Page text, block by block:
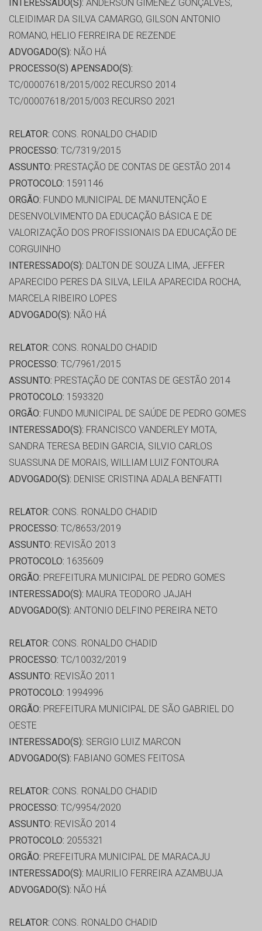
INTERESSADO(S): ANDERSON GIMENEZ GONÇALVES,
CLEIDIMAR DA SILVA CAMARGO, GILSON ANTONIO
ROMANO, HELIO FERREIRA DE REZENDE
ADVOGADO(S): NÃO HÁ
PROCESSO(S) APENSADO(S):
TC/00007618/2015/002 RECURSO 2014
TC/00007618/2015/003 RECURSO 2021
RELATOR: CONS. RONALDO CHADID
PROCESSO: TC/7319/2015
ASSUNTO: PRESTAÇÃO DE CONTAS DE GESTÃO 2014
PROTOCOLO: 1591146
ORGÃO: FUNDO MUNICIPAL DE MANUTENÇÃO E
DESENVOLVIMENTO DA EDUCAÇÃO BÁSICA E DE
VALORIZAÇÃO DOS PROFISSIONAIS DA EDUCAÇÃO DE
CORGUINHO
INTERESSADO(S): DALTON DE SOUZA LIMA, JEFFER
APARECIDO PERES DA SILVA, LEILA APARECIDA ROCHA,
MARCELA RIBEIRO LOPES
ADVOGADO(S): NÃO HÁ
RELATOR: CONS. RONALDO CHADID
PROCESSO: TC/7961/2015
ASSUNTO: PRESTAÇÃO DE CONTAS DE GESTÃO 2014
PROTOCOLO: 1593320
ORGÃO: FUNDO MUNICIPAL DE SAÚDE DE PEDRO GOMES
INTERESSADO(S): FRANCISCO VANDERLEY MOTA,
SANDRA TERESA BEDIN GARCIA, SILVIO CARLOS
SUASSUNA DE MORAIS, WILLIAM LUIZ FONTOURA
ADVOGADO(S): DENISE CRISTINA ADALA BENFATTI
RELATOR: CONS. RONALDO CHADID
PROCESSO: TC/8653/2019
ASSUNTO: REVISÃO 2013
PROTOCOLO: 1635609
ORGÃO: PREFEITURA MUNICIPAL DE PEDRO GOMES
INTERESSADO(S): MAURA TEODORO JAJAH
ADVOGADO(S): ANTONIO DELFINO PEREIRA NETO
RELATOR: CONS. RONALDO CHADID
PROCESSO: TC/10032/2019
ASSUNTO: REVISÃO 2011
PROTOCOLO: 1994996
ORGÃO: PREFEITURA MUNICIPAL DE SÃO GABRIEL DO
OESTE
INTERESSADO(S): SERGIO LUIZ MARCON
ADVOGADO(S): FABIANO GOMES FEITOSA
RELATOR: CONS. RONALDO CHADID
PROCESSO: TC/9954/2020
ASSUNTO: REVISÃO 2014
PROTOCOLO: 2055321
ORGÃO: PREFEITURA MUNICIPAL DE MARACAJU
INTERESSADO(S): MAURILIO FERREIRA AZAMBUJA
ADVOGADO(S): NÃO HÁ
RELATOR: CONS. RONALDO CHADID